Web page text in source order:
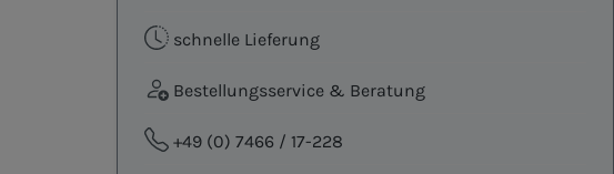
schnelle Lieferung
Bestellungsservice & Beratung
+49 (0) 7466 / 17-228